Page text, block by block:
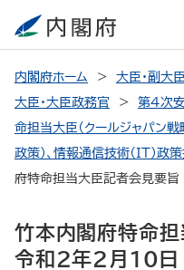
内閣府ホーム 大臣・副大
大臣・大臣政務官
第4次
命担当大臣（クールジャパン
政策）、情報通信技術（ＩＴ）政
府特命担当大臣記者会見要
竹本内閣府特命
令和2年2月10日